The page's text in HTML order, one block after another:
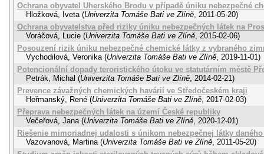
Ochrana obyvatel Uherského Brodu v případě úniku nebezpečné
Hložková, Iveta (Univerzita Tomáše Bati ve Zlíně, 2011-05-20)
Ochrana obyvatelstva před riziky úniku nebezpečných látek na
Voráčová, Lucie (Univerzita Tomáše Bati ve Zlíně, 2015-02-06)
Posouzení rizik úniku nebezpečné chemické látky z vybraného
Vychodilová, Veronika (Univerzita Tomáše Bati ve Zlíně, 2019-11-01)
Potencionální dopady teroristického útoku ve statutárním městě
Petrák, Michal (Univerzita Tomáše Bati ve Zlíně, 2014-02-21)
Prevence závažných chemických havárií ve Středočeském kraji
Heřmanský, René (Univerzita Tomáše Bati ve Zlíně, 2017-02-03)
Přeprava nebezpečných látek na území České republiky
Večeřová, Jana (Univerzita Tomáše Bati ve Zlíně, 2020-12-01)
Riešenie mimoriadnej udalosti s únikom nebezpečnej látky
Vazovanová, Martina (Univerzita Tomáše Bati ve Zlíně, 2011-05-20)